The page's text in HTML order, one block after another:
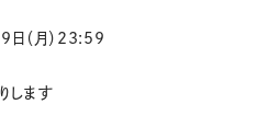
（月）23:59
します